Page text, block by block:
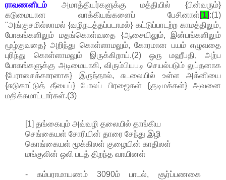
ராவணனிடம் அமாத்தியர்களுக்கு மத்தியில் {பின்வரும்}
கடுமையான வாக்கியங்களைப் பேசினாள் [1]:(1)
"அங்குசமில்லாமல் {வழிநடத்தப்படாமல்} கட்டுப்பாடற்ற காமத்திலும்,
போகங்களிலும் மதங்கொள்வதை {ஆசையிலும், இன்பங்களிலும்
மூழ்குவதை} அறிந்து கொள்ளாமலும், கோரமான பயம் எழுவதை
புரிந்து கொள்ளாமலும் இருக்கிறாய்.(2) ஒரு மஹீபதி, அற்ப
போகங்களுக்கு அடிமையாகி, விரும்பியபடி செயல்படும் லுப்தனாக
{பேராசைக்காரனாக} இருந்தால், சுடலையில் உள்ள அக்னியை
{சுடுகாட்டுத் தீயைப்} போலப் பிரஜைகள் {குடிமக்கள்} அவனை
மதிக்கமாட்டார்கள்.(3)
[1] தங்கையும் அவ்வழி தலையில் தாங்கிய
செங்கையள் சோரியின் தாரை சேந்து இழி
கொங்கையள் மூக்கிலள் குழையின் காதிலள்
மங்குலின் ஒலி படத் திறந்த வாயினள்
- கம்பராமாயணம் 3090ம் பாடல், சூர்ப்பணகை